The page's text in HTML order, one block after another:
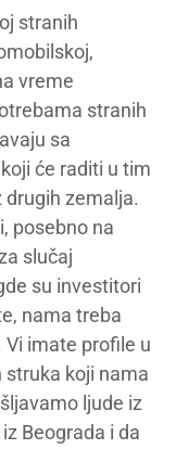
stranih
vreme
stranih
sa
će raditi u tim
drugih zemalja.
posebno na
slučaj
su investitori
nama treba
imate profile u
struka koji nama
ljude iz
Beograda i da